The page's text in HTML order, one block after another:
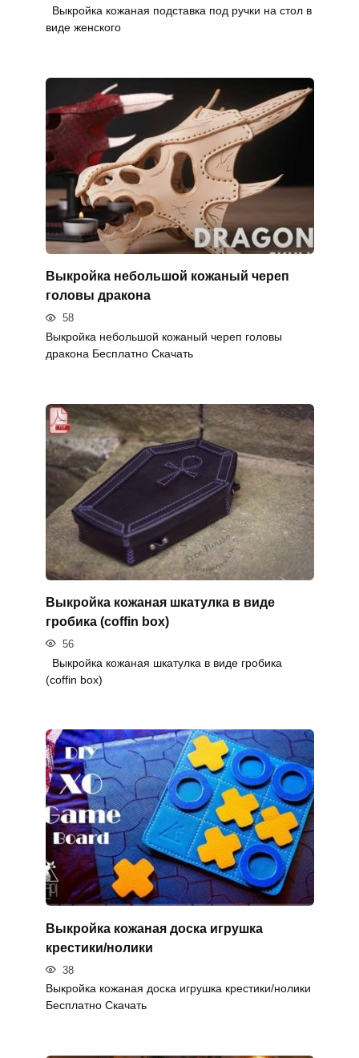
Выкройка кожаная подставка под ручки на стол в
виде женского
Выкройка небольшой кожаный череп
головы дракона
58
Выкройка небольшой кожаный череп головы
дракона Бесплатно Скачать
Выкройка кожаная шкатулка в виде
гробика (coffin box)
56
Выкройка кожаная шкатулка в виде гробика
(coffin box)
Выкройка кожаная доска игрушка
крестики/нолики
38
Выкройка кожаная доска игрушка крестики/нолики
Бесплатно Скачать